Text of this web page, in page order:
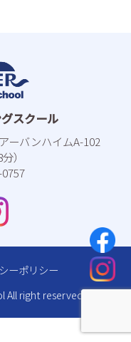
スクール
ーバンハイムA-102
）
ーポリシー
All right reserved.